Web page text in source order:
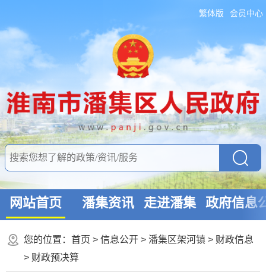
繁体版 会员中心
网站首页 潘集资讯 走进潘集 政府信息
您的位置： 首页 > 信息公开 > 潘集区架河镇 > 财政信息
> 财政预决算